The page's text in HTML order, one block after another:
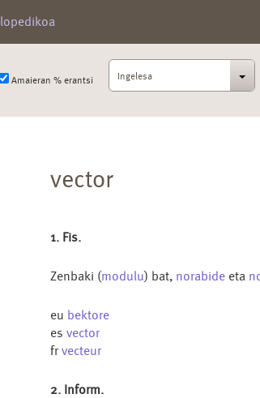
Amaieran % erantsi Ingelesa
vector
1. Fis.
Zenbaki (modulu) bat, norabide eta
eu bektore
es vector
frvecteur
2. Inform.